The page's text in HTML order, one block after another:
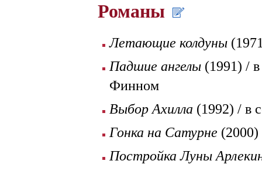
Романы
Летающие колдуны
Падшие ангелы (1991) /
Финном
Выбор Ахилла (1992) / в
Гонка на Сатурне (2000)
Постройка Луны